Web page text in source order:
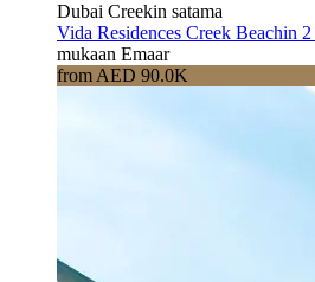
Dubai Creekin satama
Vida Residences Creek Beachin
mukaan Emaar
from AED 90.0K